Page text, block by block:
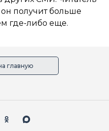
получит больше
где-либо еще.
главную